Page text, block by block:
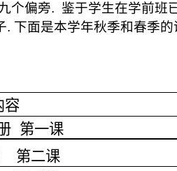
个偏旁. 鉴于学生在学前班
. 下面是本学年秋季和春季的
容
第一课
第二课